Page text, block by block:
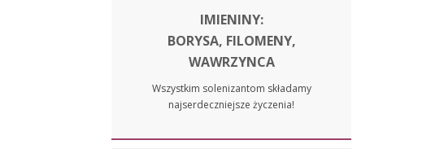
IMIENINY:
BORYSA, FILOMENY,
WAWRZYNCA
Wszystkim solenizantom składamy
najserdeczniejsze życzenia!